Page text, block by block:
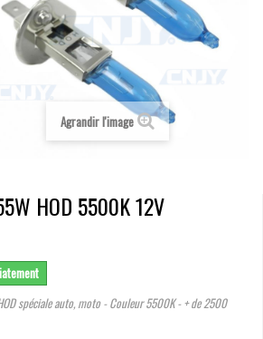
Agrandir l'image
HOD 5500K 12V
spéciale auto, moto - Couleur 5500K - + de 2500